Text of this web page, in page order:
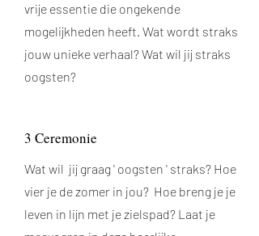
vrije essentie die ongekende
mogelijkheden heeft. Wat wordt straks
jouw unieke verhaal? Wat wil jij straks
oogsten?
3 Ceremonie
Wat wil jij graag ' oogsten ' straks? Hoe
vier je de zomer in jou? Hoe breng je je
leven in lijn met je zielspad? Laat je